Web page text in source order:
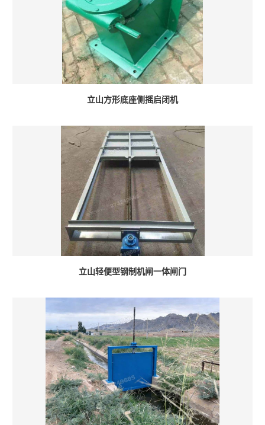
立山方形底座侧摇启闭机
立山轻便型钢制机闸一体闸门